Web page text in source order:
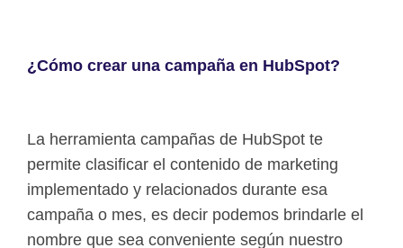
¿Cómo crear una campaña en HubSpot?
La herramienta campañas de HubSpot te
permite clasificar el contenido de marketing
implementado y relacionados durante esa
campaña o mes, es decir podemos brindarle el
nombre que sea conveniente según nuestro